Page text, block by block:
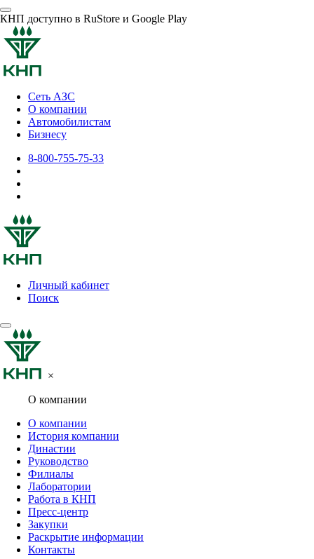
КНП доступно в RuStore и Google Play
Сеть АЗС
О компании
Автомобилистам
Бизнесу
8-800-755-75-33
Личный кабинет
Поиск
×
О компании
О компании
История компании
Династии
Руководство
Филиалы
Лаборатории
Работа в КНП
Пресс-центр
Закупки
Раскрытие информации
Контакты